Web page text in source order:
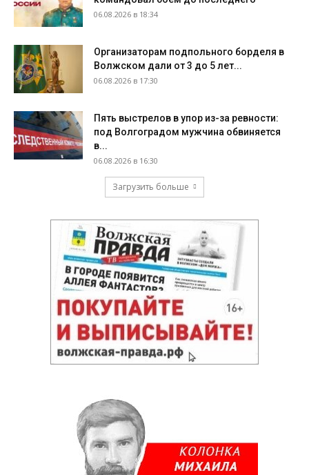
06.08.2026 в 18:34
Организаторам подпольного борделя в
Волжском дали от 3 до 5 лет...
06.08.2026 в 17:30
Пять выстрелов в упор из-за ревности:
под Волгоградом мужчина обвиняется
в...
06.08.2026 в 16:30
Загрузить больше